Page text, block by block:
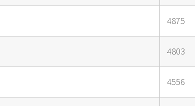
4875
4803
4556